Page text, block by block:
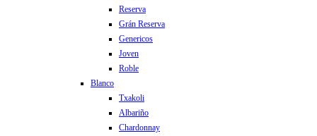
Reserva
Grán Reserva
Genericos
Joven
Roble
Blanco
Txakoli
Albariño
Chardonnay